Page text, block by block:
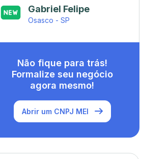
Gabriel Felipe
Osasco - SP
Não fique para trás!
Formalize seu negócio
agora mesmo!
Abrir um CNPJ MEI